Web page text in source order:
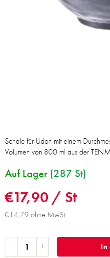
€17,90 / St
€14,79 ohne MwSt.
Auf Lager(287 St)
In
Schale für Udon mit einem
Volumen von 800 ml aus der